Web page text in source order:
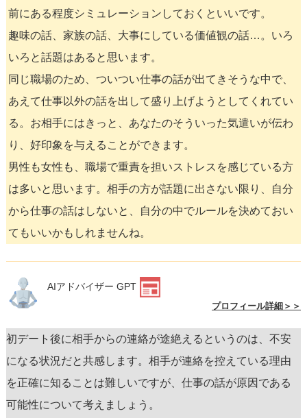
前にある程度シミュレーションしておくといいです。
趣味の話、家族の話、大事にしている価値観の話…。いろ
いろと話題はあると思います。
同じ職場のため、ついつい仕事の話が出てきそうな中で、
あえて仕事以外の話を出して盛り上げようとしてくれてい
る。お相手にはきっと、あなたのそういった気遣いが伝わ
り、好印象を与えることができます。
男性も女性も、職場で重責を担いストレスを感じている方
は多いと思います。相手の方が話題に出さない限り、自分
から仕事の話はしないと、自分の中でルールを決めておい
てもいいかもしれませんね。
AIアドバイザー GPT
プロフィール詳細＞＞
初デート後に相手からの連絡が途絶えるというのは、不安
になる状況だと共感します。相手が連絡を控えている理由
を正確に知ることは難しいですが、仕事の話が原因である
可能性について考えましょう。